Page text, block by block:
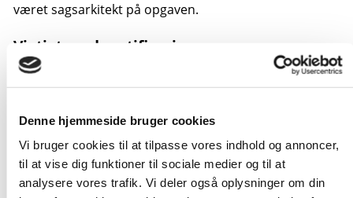
Denne hjemmeside bruger cookies
Vi bruger cookies til at tilpasse vores indhold og annoncer,
til at vise dig funktioner til sociale medier og til at
analysere vores trafik. Vi deler også oplysninger om din
været sagsarkitekt på opgaven.
Vigtigt med certificeringen
Fordi kunstværket meget konkret berørte arkitekturen,
arkitektfirmaet været involveret i detailløsninger
omkring panelerne.
”Vi var bekendt med de udfordringer, herunder